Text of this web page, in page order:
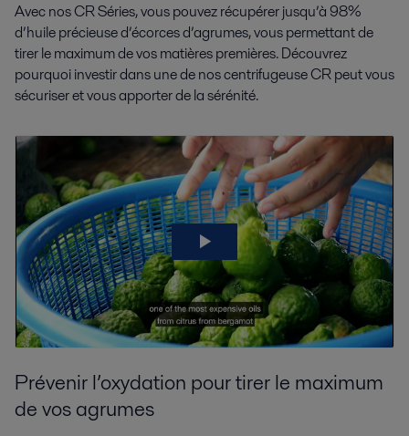
Avec nos CR Séries, vous pouvez récupérer jusqu’à 98%
d’huile précieuse d’écorces d’agrumes, vous permettant de
tirer le maximum de vos matières premières. Découvrez
pourquoi investir dans une de nos centrifugeuse CR peut vous
sécuriser et vous apporter de la sérénité.
Prévenir l’oxydation pour tirer le maximum
de vos agrumes